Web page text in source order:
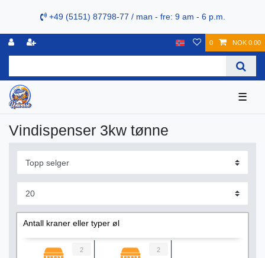
+49 (5151) 87798-77 / man - fre: 9 am - 6 p.m.
0 NOK 0.00
☰
Vindispenser 3kw tønne
Antall kraner eller typer øl
2 2